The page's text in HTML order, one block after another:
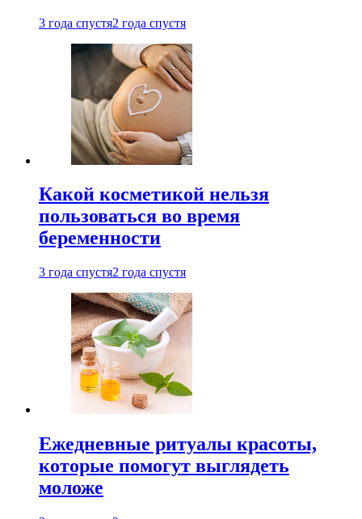
3 года спустя2 года спустя
Какой косметикой нельзя
пользоваться во время
беременности
3 года спустя2 года спустя
Ежедневные ритуалы красоты,
которые помогут выглядеть
моложе